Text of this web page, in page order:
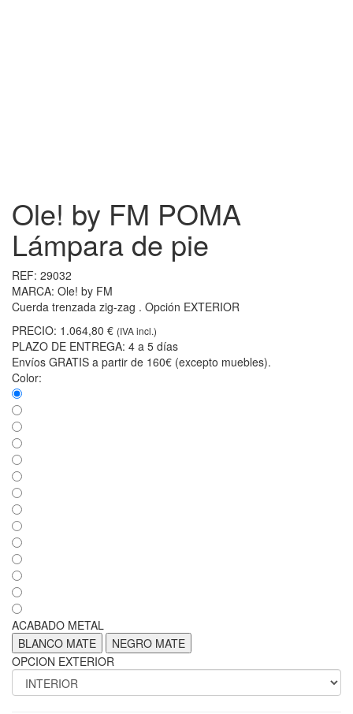
Ole! by FM POMA
Lámpara de pie
REF: 29032
MARCA: Ole! by FM
Cuerda trenzada zig-zag . Opción EXTERIOR
PRECIO: 1.064,80 € (IVA incl.)
PLAZO DE ENTREGA: 4 a 5 días
Envíos GRATIS a partir de 160€ (excepto muebles).
Color:
ACABADO METAL
BLANCO MATE
NEGRO MATE
OPCION EXTERIOR